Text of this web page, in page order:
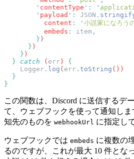
        '
contentType ' : '
        '
payload ' : JSON .
          content
: ' 小説家になろう
          embeds
: item
        }
      }
    }
  }
catch ( err )
    Logger
. log ( err . toString
この関数は、Discord に送信するデ
て、ウェブフックを使って通知し
知先のものを webhookUrl に指定し
ウェブフックでは embeds に複数の
るのですが、これが最大 10 件とな